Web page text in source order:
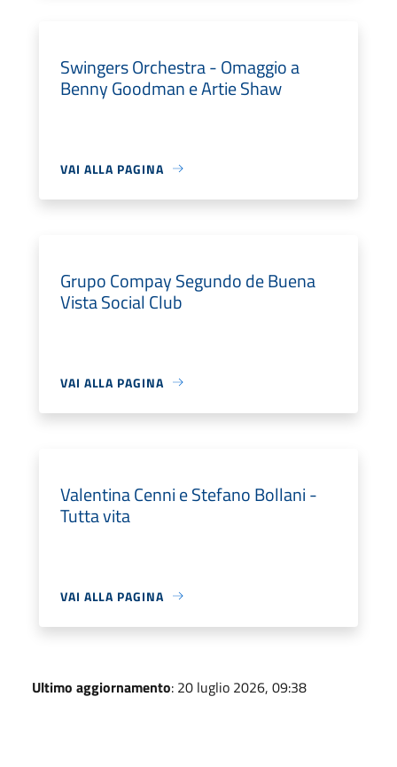
Swingers Orchestra - Omaggio a
Benny Goodman e Artie Shaw
VAI ALLA PAGINA
Grupo Compay Segundo de Buena
Vista Social Club
VAI ALLA PAGINA
Valentina Cenni e Stefano Bollani -
Tutta vita
VAI ALLA PAGINA
Ultimo aggiornamento: 20 luglio 2026, 09:38